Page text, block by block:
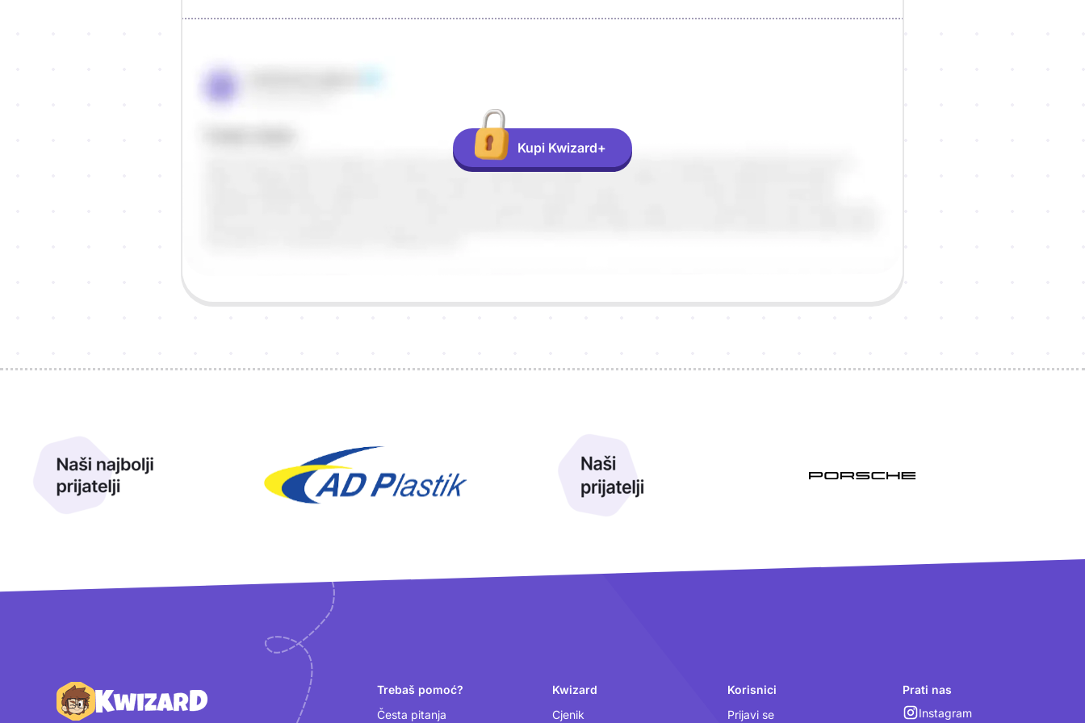
Kupi Kwizard+
Podnožje
Trebaš pomoć?
Česta pitanja
Kwizard
Cjenik
Korisnici
Prijavi se
Prati nas
Instagram